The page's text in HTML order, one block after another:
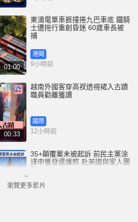
01:00
東涌電單車捱撞捲九巴車底 鐵騎
士遭拖行重創昏迷 60歲車長被
捕
港聞
9小時前
00:33
越南外國客穿高衩透視裙入古蹟
職員勸離獲讚
國際
12小時前
35+顛覆案未被起訴 前民主黨涂
謹申獲發還護照 赴英國與家人團
港聞
瀏覽更多影片